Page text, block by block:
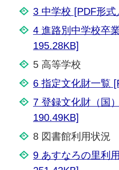
3 中学校 [PDF形式
4 進路別中学校卒
195.28KB]
5 高等学校
6 指定文化財一覧
7 登録文化財（国
190.49KB]
8 図書館利用状況
9 あすなろの里利